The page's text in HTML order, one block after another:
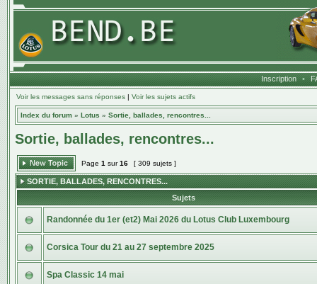
Inscription •
Voir les messages sans réponses | Voir les sujets actifs
Index du forum » Lotus » Sortie, ballades, rencontres...
Sortie, ballades, rencontres...
Page 1 sur16 [ 309 sujets ]
SORTIE, BALLADES, RENCONTRES...
Sujets
Randonnée du 1er (et2) Mai 2026 du Lotus Club Luxembourg
Corsica Tour du 21 au 27 septembre 2025
Spa Classic 14 mai